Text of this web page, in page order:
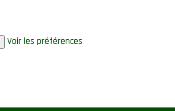
Voir les préférences